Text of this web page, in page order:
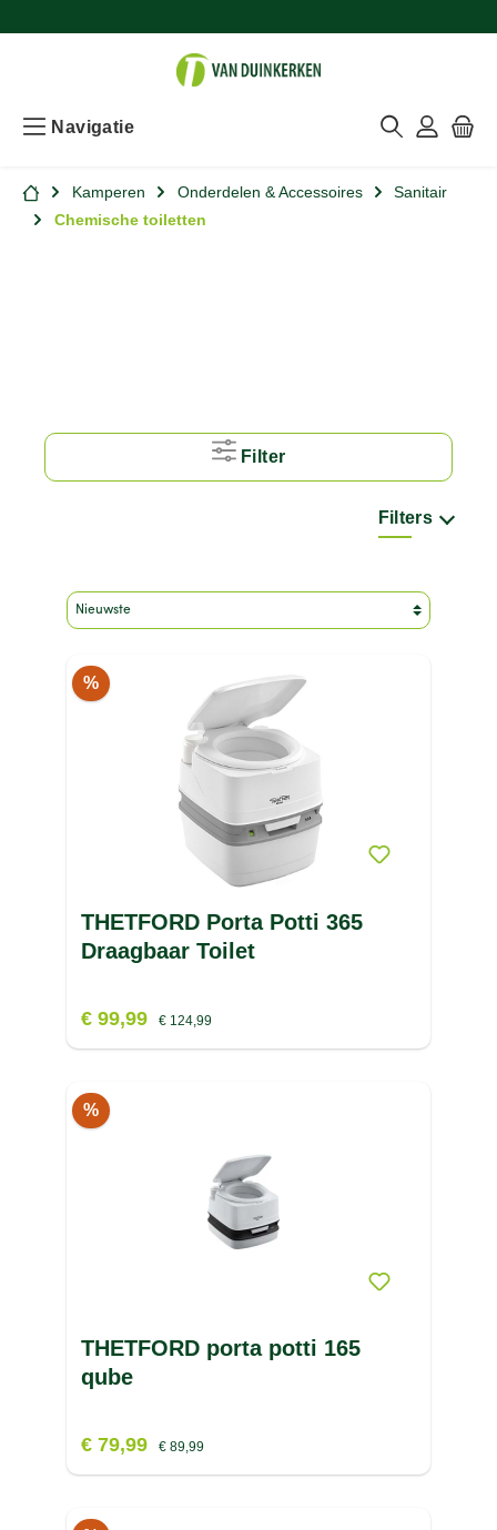
Navigatie
Kamperen Onderdelen & Accessoires
Sanitair
Chemische toiletten
Filter
Filters
Type product Prijs
%
THETFORD Porta Potti 365
Draagbaar Toilet
€ 99,99 € 124,99
%
THETFORD porta potti 165
qube
€ 79,99 € 89,99